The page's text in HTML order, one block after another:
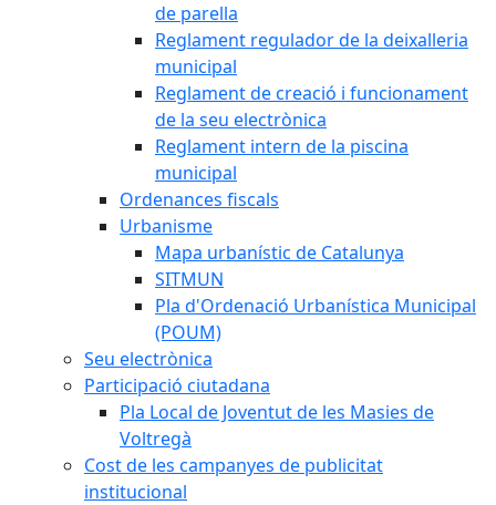
de parella
Reglament regulador de la deixalleria
municipal
Reglament de creació i funcionament
de la seu electrònica
Reglament intern de la piscina
municipal
Ordenances fiscals
Urbanisme
Mapa urbanístic de Catalunya
SITMUN
Pla d'Ordenació Urbanística Municipal
(POUM)
Seu electrònica
Participació ciutadana
Pla Local de Joventut de les Masies de
Voltregà
Cost de les campanyes de publicitat
institucional